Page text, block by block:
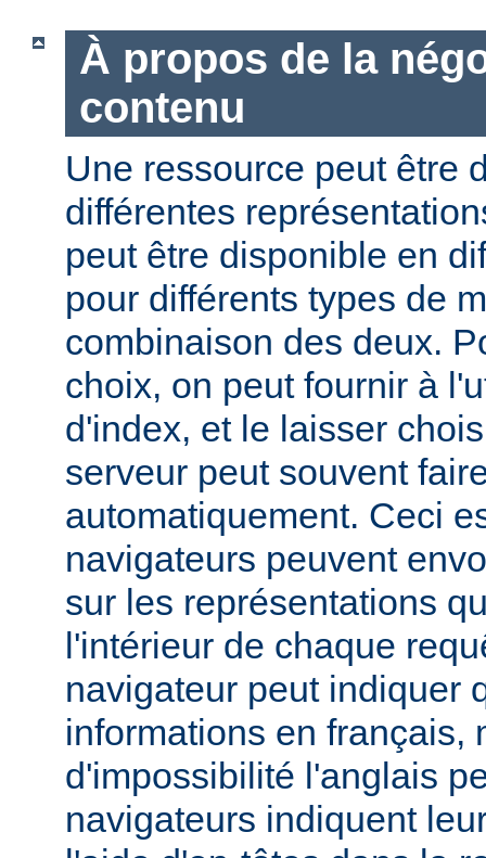
À propos de la
contenu
Une ressource peut être
différentes
peut être disponible en
pour différents types de
combinaison des deux.
choix, on peut fournir à
d'index, et le laisser
serveur peut souvent
automatiquement. Ceci
navigateurs peuvent
sur les représentations
l'intérieur de chaque
navigateur peut indiquer
informations en français,
d'impossibilité l'anglais
navigateurs indiquent